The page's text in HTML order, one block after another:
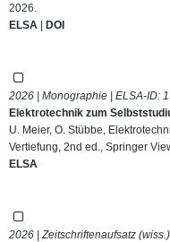
2026.
ELSA | DOI
2026 | Monographie | ELSA-ID:
Elektrotechnik zum
U. Meier, O. Stübbe,
Vertiefung, 2nd ed., Springer
ELSA
2026 | Zeitschriftenaufsatz